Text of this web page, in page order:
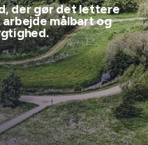
der gør det lettere
målbart og